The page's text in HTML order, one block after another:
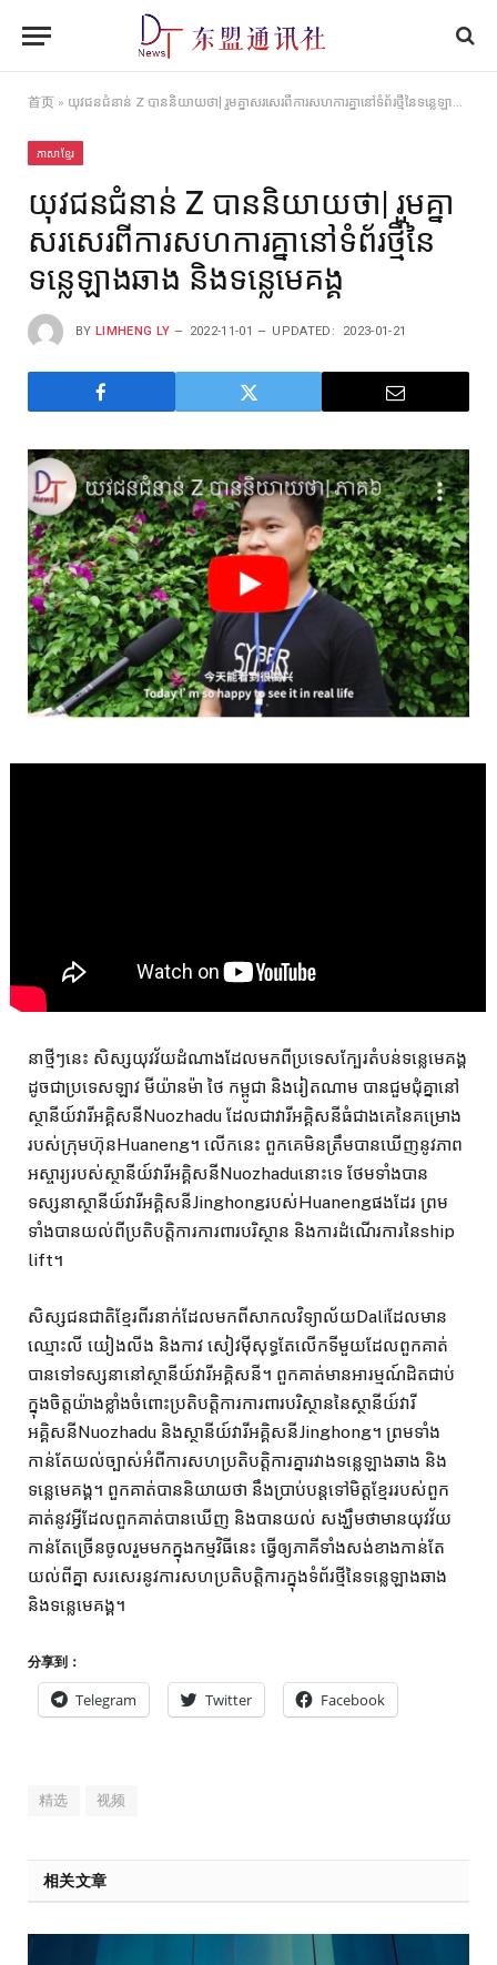
首页 » យុវជនជំនាន់ Z បាននិយាយថា| រួមគ្នាសរសេរពីការសហការគ្នានៅទំព័រថ្មីនៃទន្លេឡាងឆាង និងទន្លេមេគង្គ
ភាសាខ្មែរ
យុវជនជំនាន់ Z បាននិយាយថា| រួមគ្នា
សរសេរពីការសហការគ្នានៅទំព័រថ្មីនៃ
ទន្លេឡាងឆាង និងទន្លេមេគង្គ
BY LIMHENG LY 2022-11-01 UPDATED: 2023-01-21
នាថ្មីៗនេះ សិស្សយុវវ័យដំណាងដែលមកពីប្រទេសក្បែរតំបន់ទន្លេមេគង្គ
ដូចជាប្រទេសឡាវ មីយ៉ានម៉ា ថៃ កម្ពូជា និងរៀតណាម បានជួមជុំគ្នានៅ
ស្ថានីយ៍វារីអគ្គិសនីNuozhadu ដែលជាវារីអគ្គិសនីធំជាងគេនៃគម្រោង
របស់ក្រុមហ៊ុនHuaneng។ លើកនេះ ពួកគេមិនត្រឹមបានឃើញនូវភាព
អស្ចារ្យរបស់ស្ថានីយ៍វារីអគ្គិសនីNuozhaduនោះទេ ថែមទាំងបាន
ទស្សនាស្ថានីយ៍វារីអគ្គិសនីJinghongរបស់Huanengផងដែរ ព្រម
ទាំងបានយល់ពីប្រតិបត្តិការការពារបរិស្ថាន និងការដំណើរការនៃship
lift។
សិស្សជនជាតិខ្មែរពីរនាក់ដែលមកពីសាកលវិទ្យាល័យDaliដែលមាន
ឈ្មោះលី យៀងលីង និងកាវ សៀវម៉ីសុទ្ធតែលើកទីមួយដែលពួកគាត់
បានទៅទស្សនានៅស្ថានីយ៍វារីអគ្គិសនី។ ពួកគាត់មានអារម្មណ៍ដិតជាប់
ក្នុងចិត្តយ៉ាងខ្លាំងចំពោះប្រតិបត្តិការការពារបរិស្ថាននៃស្ថានីយ៍វារី
អគ្គិសនីNuozhadu និងស្ថានីយ៍វារីអគ្គិសនីJinghong។ ព្រមទាំង
កាន់តែយល់ច្បាស់អំពីការសហប្រតិបត្តិការគ្នារវាងទន្លេឡាងឆាង និង
ទន្លេមេគង្គ។ ពួកគាត់បាននិយាយថា នឹងប្រាប់បន្តទៅមិត្តខ្មែររបស់ពួក
គាត់នូវអ្វីដែលពួកគាត់បានឃើញ និងបានយល់ សង្ឃឹមថាមានយុវវ័យ
កាន់តែច្រើនចូលរួមមកក្នុងកម្មវិធីនេះ ធ្វើឲ្យភាគីទាំងសង់ខាងកាន់តែ
យល់ពីគ្នា សរសេរនូវការសហប្រតិបត្តិការក្នុងទំព័រថ្មីនៃទន្លេឡាងឆាង
និងទន្លេមេគង្គ។
分享到：
Telegram Twitter Facebook
精选 视频
相关文章